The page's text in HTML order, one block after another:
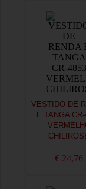
VESTIDO DE
E TANGA
€ 24,76